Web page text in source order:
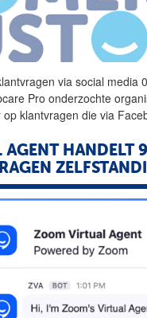
via social media
Pro onderzochte
opklantvragen die via
AGENT HANDELT